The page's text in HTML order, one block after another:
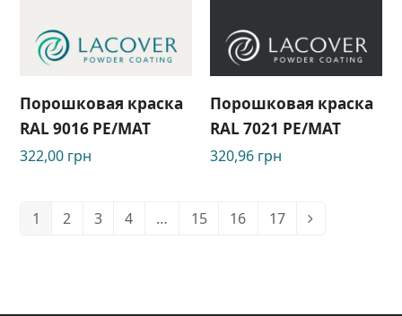
Порошковая краска
RAL 9016 PE/МАТ
322,00 грн
Порошковая краска
RAL 7021 PЕ/МАТ
320,96 грн
1 2 3 4 … 15 16 17